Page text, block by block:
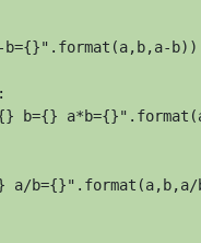
b))
b={}
a/b={}".format(a,b,a/